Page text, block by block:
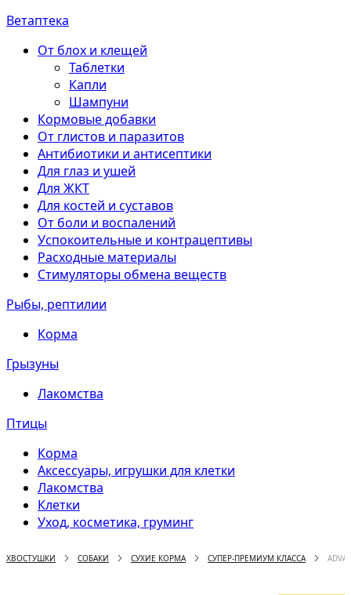
Ветаптека
От блох и клещей
Таблетки
Капли
Шампуни
Кормовые добавки
От глистов и паразитов
Антибиотики и антисептики
Для глаз и ушей
Для ЖКТ
Для костей и суставов
От боли и воспалений
Успокоительные и контрацептивы
Расходные материалы
Стимуляторы обмена веществ
Рыбы, рептилии
Корма
Грызуны
Лакомства
Птицы
Корма
Аксессуары, игрушки для клетки
Лакомства
Клетки
Уход, косметика, груминг
ХВОСТУШКИ СОБАКИ СУХИЕ КОРМА СУПЕР-ПРЕМИУМ КЛАССА